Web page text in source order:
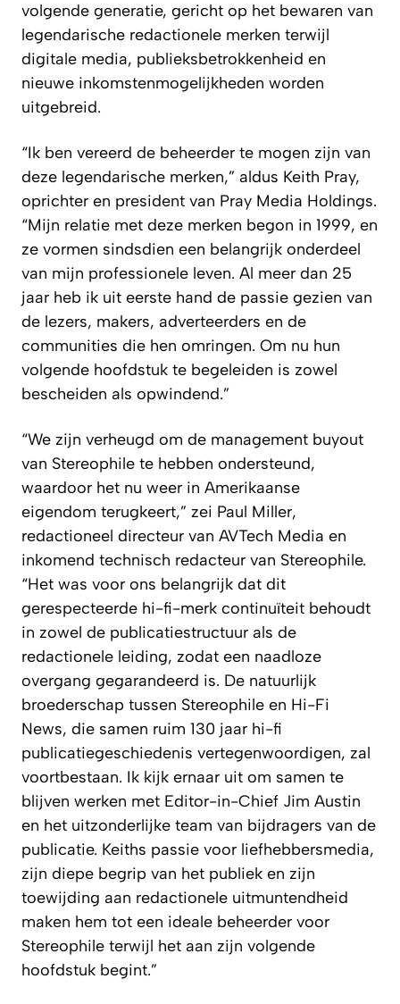
volgende generatie, gericht op het bewaren van
legendarische redactionele merken terwijl
digitale media, publieksbetrokkenheid en
nieuwe inkomstenmogelijkheden worden
uitgebreid.
“Ik ben vereerd de beheerder te mogen zijn van
deze legendarische merken,” aldus Keith Pray,
oprichter en president van Pray Media Holdings.
“Mijn relatie met deze merken begon in 1999, en
ze vormen sindsdien een belangrijk onderdeel
van mijn professionele leven. Al meer dan 25
jaar heb ik uit eerste hand de passie gezien van
de lezers, makers, adverteerders en de
communities die hen omringen. Om nu hun
volgende hoofdstuk te begeleiden is zowel
bescheiden als opwindend.”
“We zijn verheugd om de management buyout
van Stereophile te hebben ondersteund,
waardoor het nu weer in Amerikaanse
eigendom terugkeert,” zei Paul Miller,
redactioneel directeur van AVTech Media en
inkomend technisch redacteur van Stereophile.
“Het was voor ons belangrijk dat dit
gerespecteerde hi-fi-merk continuïteit behoudt
in zowel de publicatiestructuur als de
redactionele leiding, zodat een naadloze
overgang gegarandeerd is. De natuurlijk
broederschap tussen Stereophile en Hi-Fi
News, die samen ruim 130 jaar hi-fi
publicatiegeschiedenis vertegenwoordigen, zal
voortbestaan. Ik kijk ernaar uit om samen te
blijven werken met Editor-in-Chief Jim Austin
en het uitzonderlijke team van bijdragers van de
publicatie. Keiths passie voor liefhebbersmedia,
zijn diepe begrip van het publiek en zijn
toewijding aan redactionele uitmuntendheid
maken hem tot een ideale beheerder voor
Stereophile terwijl het aan zijn volgende
hoofdstuk begint.”